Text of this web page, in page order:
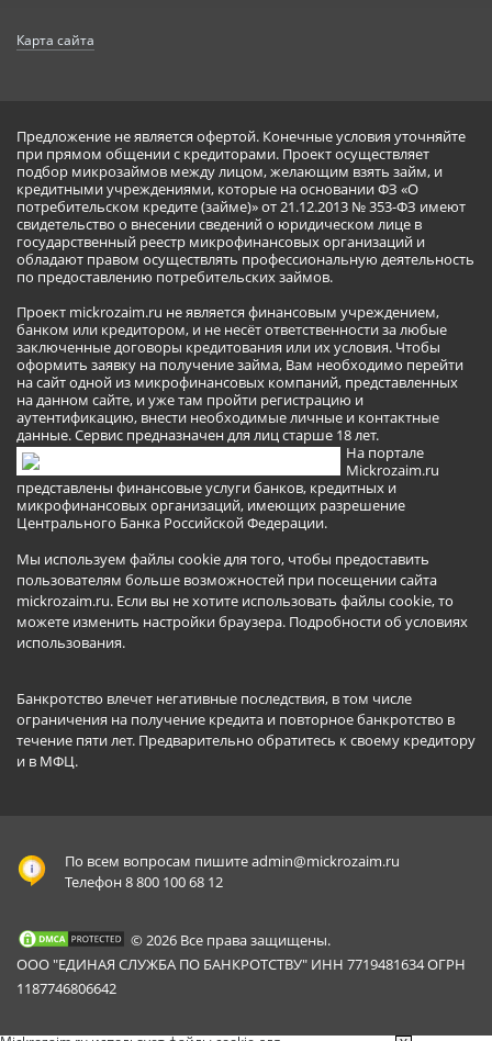
Карта сайта
Предложение не является офертой. Конечные условия уточняйте
при прямом общении с кредиторами. Проект осуществляет
подбор микрозаймов между лицом, желающим взять займ, и
кредитными учреждениями, которые на основании ФЗ «О
потребительском кредите (займе)» от 21.12.2013 № 353-ФЗ имеют
свидетельство о внесении сведений о юридическом лице в
государственный реестр микрофинансовых организаций и
обладают правом осуществлять профессиональную деятельность
по предоставлению потребительских займов.
Проект mickrozaim.ru не является финансовым учреждением,
банком или кредитором, и не несёт ответственности за любые
заключенные договоры кредитования или их условия. Чтобы
оформить заявку на получение займа, Вам необходимо перейти
на сайт одной из микрофинансовых компаний, представленных
на данном сайте, и уже там пройти регистрацию и
аутентификацию, внести необходимые личные и контактные
данные. Сервис предназначен для лиц старше 18 лет.
На портале
Mickrozaim.ru
представлены финансовые услуги банков, кредитных и
микрофинансовых организаций, имеющих разрешение
Центрального Банка Российской Федерации.
Мы используем файлы cookie для того, чтобы предоставить
пользователям больше возможностей при посещении сайта
mickrozaim.ru. Если вы не хотите использовать файлы cookie, то
можете изменить настройки браузера. Подробности об условиях
использования.
Банкротство влечет негативные последствия, в том числе
ограничения на получение кредита и повторное банкротство в
течение пяти лет. Предварительно обратитесь к своему кредитору
и в МФЦ.
По всем вопросам пишитеadmin@mickrozaim.ru
Телефон 8 800 100 68 12
© 2026 Все права защищены.
ООО "ЕДИНАЯ СЛУЖБА ПО БАНКРОТСТВУ" ИНН 7719481634 ОГРН
1187746806642